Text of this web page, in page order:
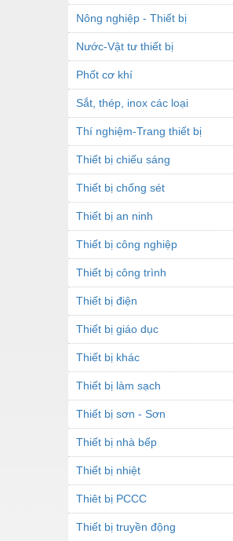
Nông nghiệp - Thiết bị
Nước-Vật tư thiết bị
Phốt cơ khí
Sắt, thép, inox các loại
Thí nghiệm-Trang thiết bị
Thiết bị chiếu sáng
Thiết bị chống sét
Thiết bị an ninh
Thiết bị công nghiệp
Thiết bị công trình
Thiết bị điện
Thiết bị giáo dục
Thiết bị khác
Thiết bị làm sạch
Thiết bị sơn - Sơn
Thiết bị nhà bếp
Thiết bị nhiệt
Thiêt bị PCCC
Thiết bị truyền động